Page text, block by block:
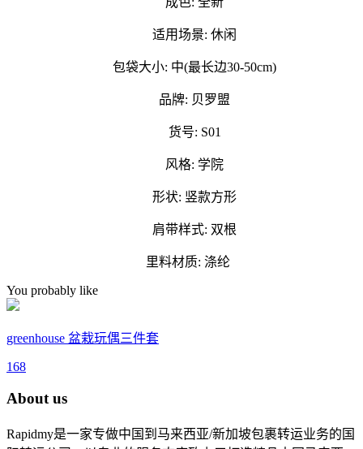
适用场景: 休闲
包袋大小: 中(最长边30-50cm)
品牌: 贝罗盟
货号: S01
风格: 学院
形状: 竖款方形
肩带样式: 双根
里料材质: 涤纶
You probably like
greenhouse 盆栽玩偶三件套
168
About us
Rapidmy是一家专做中国到马来西亚/新加坡包裹转运业务的国